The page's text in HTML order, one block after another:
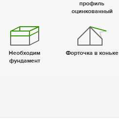
профиль
оцинкованный
Необходим
фундамент
Форточка в коньке